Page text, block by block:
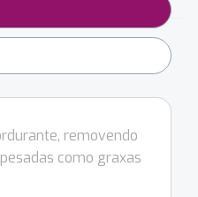
removendo
como graxas